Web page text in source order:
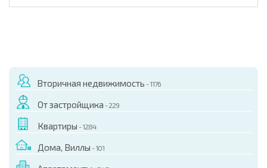
Вторичная недвижимость - 1176
От застройщика - 229
Квартиры - 1284
Дома, Виллы - 101